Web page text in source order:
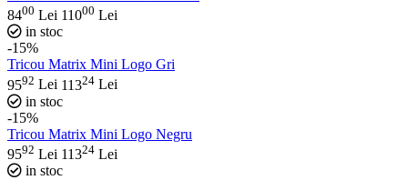
8400 Lei 11000 Lei
in stoc
-15%
Tricou Matrix Mini Logo Gri
9592 Lei 11324 Lei
in stoc
-15%
Tricou Matrix Mini Logo Negru
9592 Lei 11324 Lei
in stoc